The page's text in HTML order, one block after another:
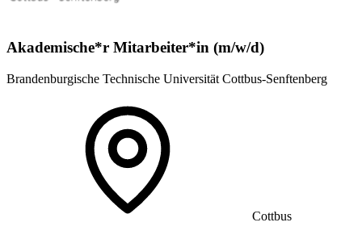
Akademische*r Mitarbeiter*in (m/w/d)
Brandenburgische Technische Universität Cottbus-Senftenberg
Cottbus